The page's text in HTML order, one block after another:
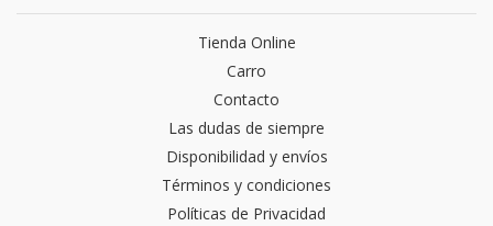
Tienda Online
Carro
Contacto
Las dudas de siempre
Disponibilidad y envíos
Términos y condiciones
Políticas de Privacidad